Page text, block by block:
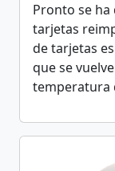
Pronto se
tarjetas
de tarjetas
que se
temperatura